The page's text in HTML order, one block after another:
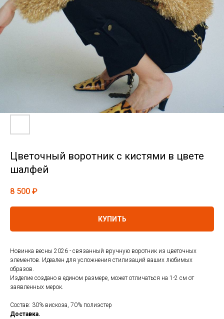
Цветочный воротник с кистями в цвете
шалфей
8 500 ₽
КУПИТЬ
Новинка весны 2026 - связанный вручную воротник из цветочных
элементов. Идеален для усложнения стилизаций ваших любимых
образов.
Изделие создано в едином размере, может отличаться на 1-2 см от
заявленных мерок.
Состав: 30% вискоза, 70% полиэстер
Доставка.